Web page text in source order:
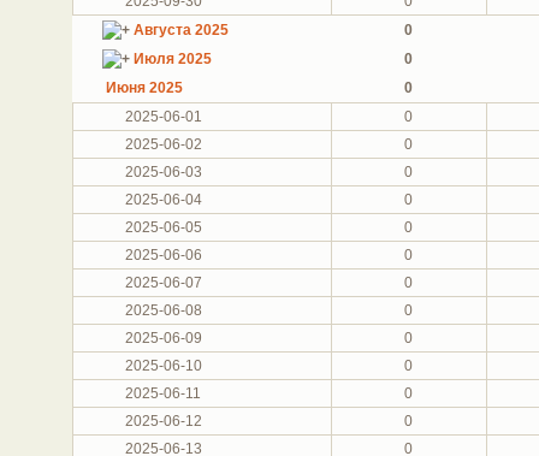
Августа 2025
0
Июля 2025
0
Июня 2025
0
2025-06-01
0
2025-06-02
0
2025-06-03
0
2025-06-04
0
2025-06-05
0
2025-06-06
0
2025-06-07
0
2025-06-08
0
2025-06-09
0
2025-06-10
0
2025-06-11
0
2025-06-12
0
2025-06-13
0